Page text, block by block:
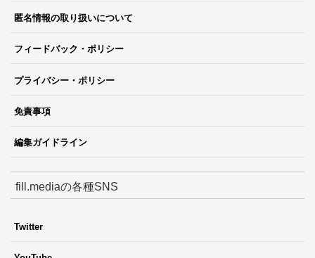
匿名情報の取り扱いについて
フィードバック・ポリシー
プライバシー・ポリシー
免責事項
編集ガイドライン
fill.mediaの各種SNS
Twitter